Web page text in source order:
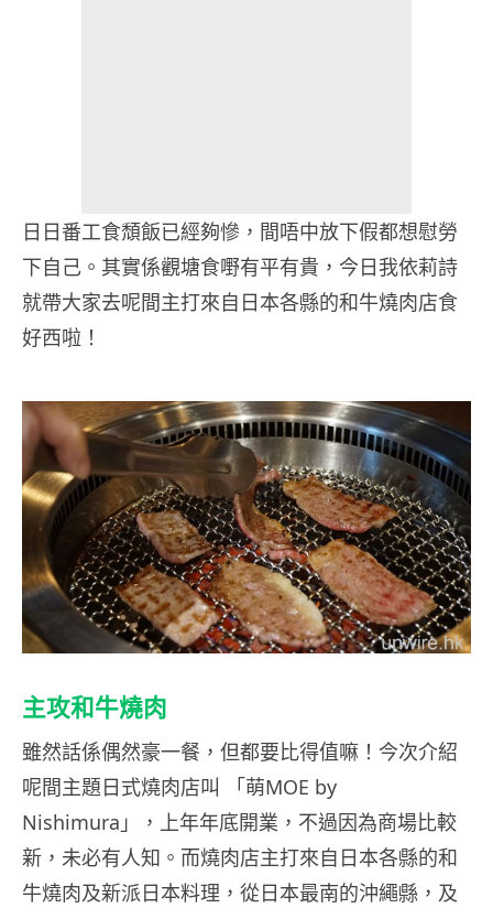
日日番工食頹飯已經夠慘，間唔中放下假都想慰勞
下自己。其實係觀塘食嘢有平有貴，今日我依莉詩
就帶大家去呢間主打來自日本各縣的和牛燒肉店食
好西啦！
主攻和牛燒肉
雖然話係偶然豪一餐，但都要比得值嘛！今次介紹
呢間主題日式燒肉店叫 「萌MOE by
Nishimura」，上年年底開業，不過因為商場比較
新，未必有人知。而燒肉店主打來自日本各縣的和
牛燒肉及新派日本料理，從日本最南的沖繩縣，及